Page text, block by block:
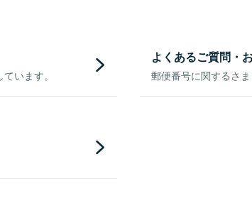
います。
よくあるご質問・
郵便番号に関するさ